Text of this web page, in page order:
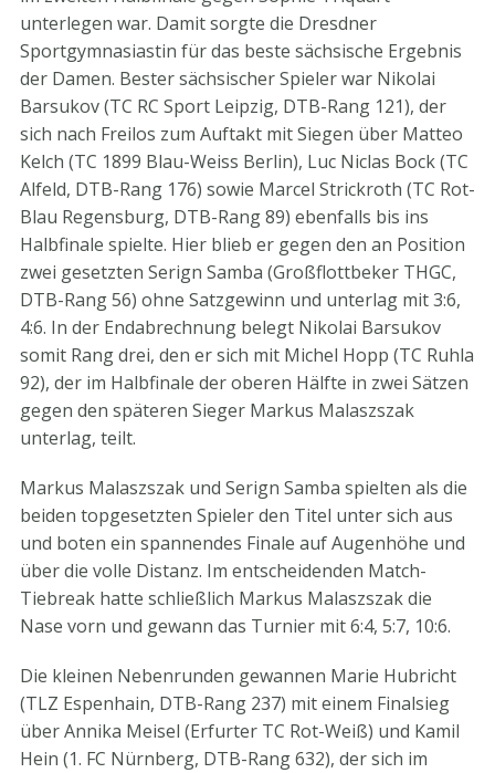
unterlegen war. Damit sorgte die Dresdner
Sportgymnasiastin für das beste sächsische Ergebnis
der Damen. Bester sächsischer Spieler war Nikolai
Barsukov (TC RC Sport Leipzig, DTB-Rang 121), der
sich nach Freilos zum Auftakt mit Siegen über Matteo
Kelch (TC 1899 Blau-Weiss Berlin), Luc Niclas Bock (TC
Alfeld, DTB-Rang 176) sowie Marcel Strickroth (TC Rot-
Blau Regensburg, DTB-Rang 89) ebenfalls bis ins
Halbfinale spielte. Hier blieb er gegen den an Position
zwei gesetzten Serign Samba (Großflottbeker THGC,
DTB-Rang 56) ohne Satzgewinn und unterlag mit 3:6,
4:6. In der Endabrechnung belegt Nikolai Barsukov
somit Rang drei, den er sich mit Michel Hopp (TC Ruhla
92), der im Halbfinale der oberen Hälfte in zwei Sätzen
gegen den späteren Sieger Markus Malaszszak
unterlag, teilt.
Markus Malaszszak und Serign Samba spielten als die
beiden topgesetzten Spieler den Titel unter sich aus
und boten ein spannendes Finale auf Augenhöhe und
über die volle Distanz. Im entscheidenden Match-
Tiebreak hatte schließlich Markus Malaszszak die
Nase vorn und gewann das Turnier mit 6:4, 5:7, 10:6.
Die kleinen Nebenrunden gewannen Marie Hubricht
(TLZ Espenhain, DTB-Rang 237) mit einem Finalsieg
über Annika Meisel (Erfurter TC Rot-Weiß) und Kamil
Hein (1. FC Nürnberg, DTB-Rang 632), der sich im